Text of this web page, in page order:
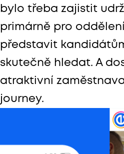
bylo třeba zajistit
primárně pro
představit
skutečně hledat. A
atraktivní
journey.